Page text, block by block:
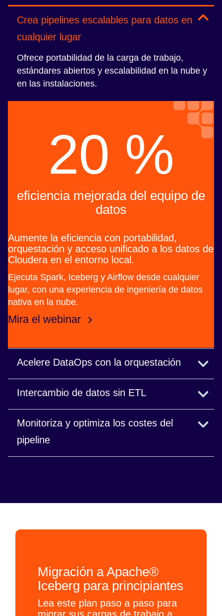
Crea pipelines escalables para datos en
cualquier lugar
Ofrece portabilidad de la carga de trabajo,
estándares abiertos y escalabilidad en la nube y
en las instalaciones.
20 %
eficiencia mejorada del equipo de
datos
Aumente la eficiencia con portabilidad,
orquestación y acceso unificado a los datos de
Cloudera en el entorno local.
Ejecuta Spark, Iceberg y Airflow desde cualquier
lugar, con una experiencia de ingeniería de datos
nativa en la nube.
Mira el webinar
Acelere DataOps con la orquestación
Automatiza los flujos de trabajo, itera los
Intercambio de datos sin ETL
Facilita un acceso seguro y fiable a los datos,
tanto a nivel interno como externo.
Monitoriza y optimiza los costes del
pipeline
Migración a Apache®
Iceberg para principiantes
Lea este plan paso a paso para